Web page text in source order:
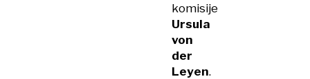
komisije
Ursula
von
der
Leyen.